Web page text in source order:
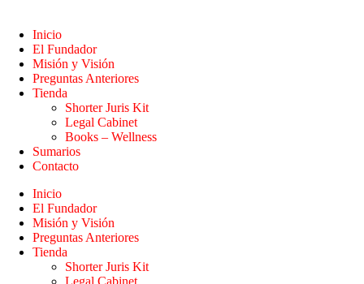
Inicio
El Fundador
Misión y Visión
Preguntas Anteriores
Tienda
Shorter Juris Kit
Legal Cabinet
Books – Wellness
Sumarios
Contacto
Inicio
El Fundador
Misión y Visión
Preguntas Anteriores
Tienda
Shorter Juris Kit
Legal Cabinet